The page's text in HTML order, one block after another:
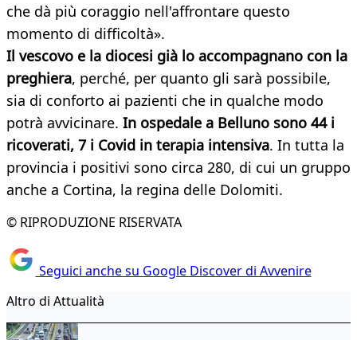
che dà più coraggio nell'affrontare questo
momento di difficoltà».
Il vescovo e la diocesi già lo accompagnano con la
preghiera, perché, per quanto gli sarà possibile,
sia di conforto ai pazienti che in qualche modo
potrà avvicinare. In ospedale a Belluno sono 44 i
ricoverati, 7 i Covid in terapia intensiva. In tutta la
provincia i positivi sono circa 280, di cui un gruppo
anche a Cortina, la regina delle Dolomiti.
© RIPRODUZIONE RISERVATA
Seguici anche su Google Discover di Avvenire
Altro di Attualità